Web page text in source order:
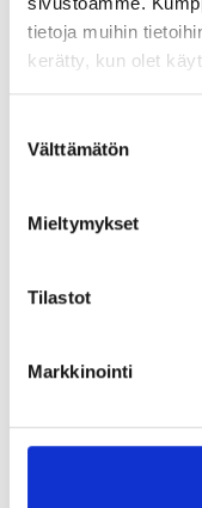
tietoja muihin
kerätty, kun olet
valinta
Välttämätön
Mieltymykset
Tilastot
Markkinointi
jossa
työskentelevät
tarvitsevat
Tarkastelimme
määrä muuttuu
kuinka monta
työskentelevät
määrittämään,
todella
hahmottamaan